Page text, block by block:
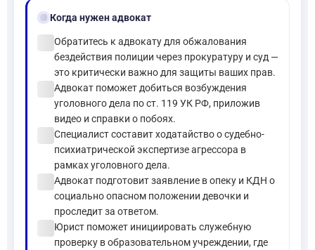
gavelКогда нужен адвокат
Обратитесь к адвокату для обжалования
бездействия полиции через прокуратуру и суд —
это критически важно для защиты ваших прав.
Адвокат поможет добиться возбуждения
уголовного дела по ст. 119 УК РФ, приложив
видео и справки о побоях.
Специалист составит ходатайство о судебно-
психиатрической экспертизе агрессора в
рамках уголовного дела.
Адвокат подготовит заявление в опеку и КДН о
социально опасном положении девочки и
проследит за ответом.
Юрист поможет инициировать служебную
проверку в образовательном учреждении, где